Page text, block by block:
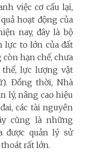
việc cơ cấu lại,
hoạt động của
nay, đây là bộ
lực to lớn của đất
hạn chế, chưa
lực lượng vật
Đồng thời, Nhà
lý, nâng cao hiệu
các tài nguyên
cũng là những
được quản lý sử
rất lớn.